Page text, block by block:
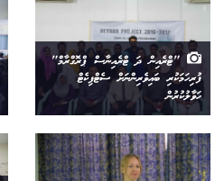
"ޓްރެއިން ދަ ޓްރެއިނާސް ޕްރޮގްރާމް"
ފުރިހަމަކުރި ބައިވެރިންނަށް ސެޓްފިކެޓް
ހަވާލުކުރުން